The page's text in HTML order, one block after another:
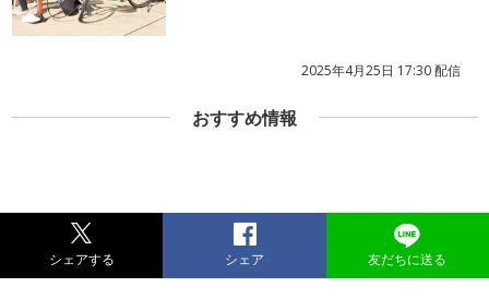
2025年4月25日 17:30 配信
おすすめ情報
シェアする シェア 友だちに送る